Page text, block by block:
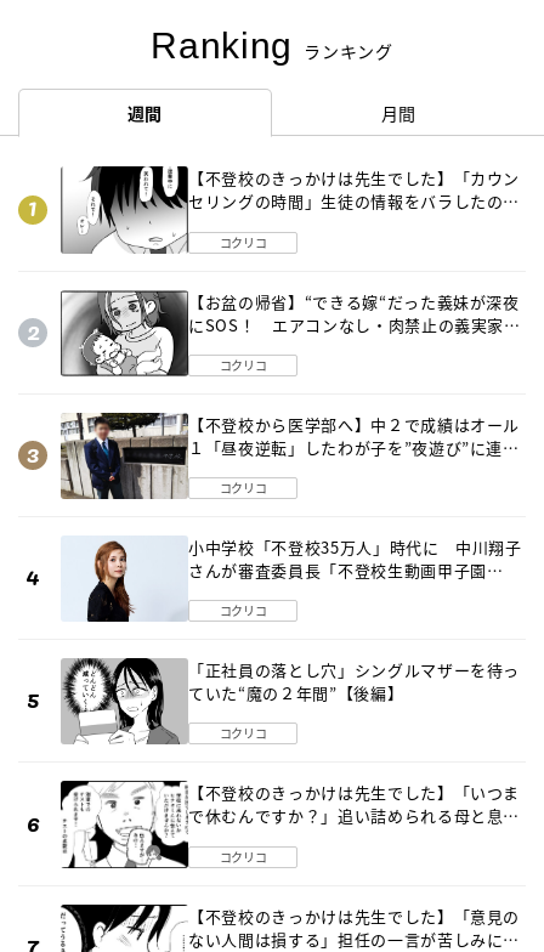
Ranking ランキング
週間 月間
【不登校のきっかけは先生でした】「カウン
セリングの時間」生徒の情報をバラしたの
コクリコ
【お盆の帰省】“できる嫁“だった義妹が深夜
にSOS！ エアコンなし・肉禁止の義実家ル
コクリコ
【不登校から医学部へ】中２で成績はオール
１「昼夜逆転」したわが子を”夜遊び”に連れ
コクリコ
小中学校「不登校35万人」時代に 中川翔子
さんが審査委員長「不登校生動画甲子園
コクリコ
「正社員の落とし穴」シングルマザーを待っ
ていた“魔の２年間”【後編】
コクリコ
【不登校のきっかけは先生でした】「いつま
で休むんですか？」追い詰められる母と息子
コクリコ
【不登校のきっかけは先生でした】「意見の
ない人間は損する」担任の一言が苦しみに…